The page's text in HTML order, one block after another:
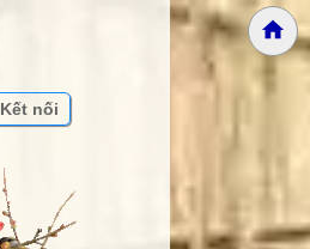
Kết nối